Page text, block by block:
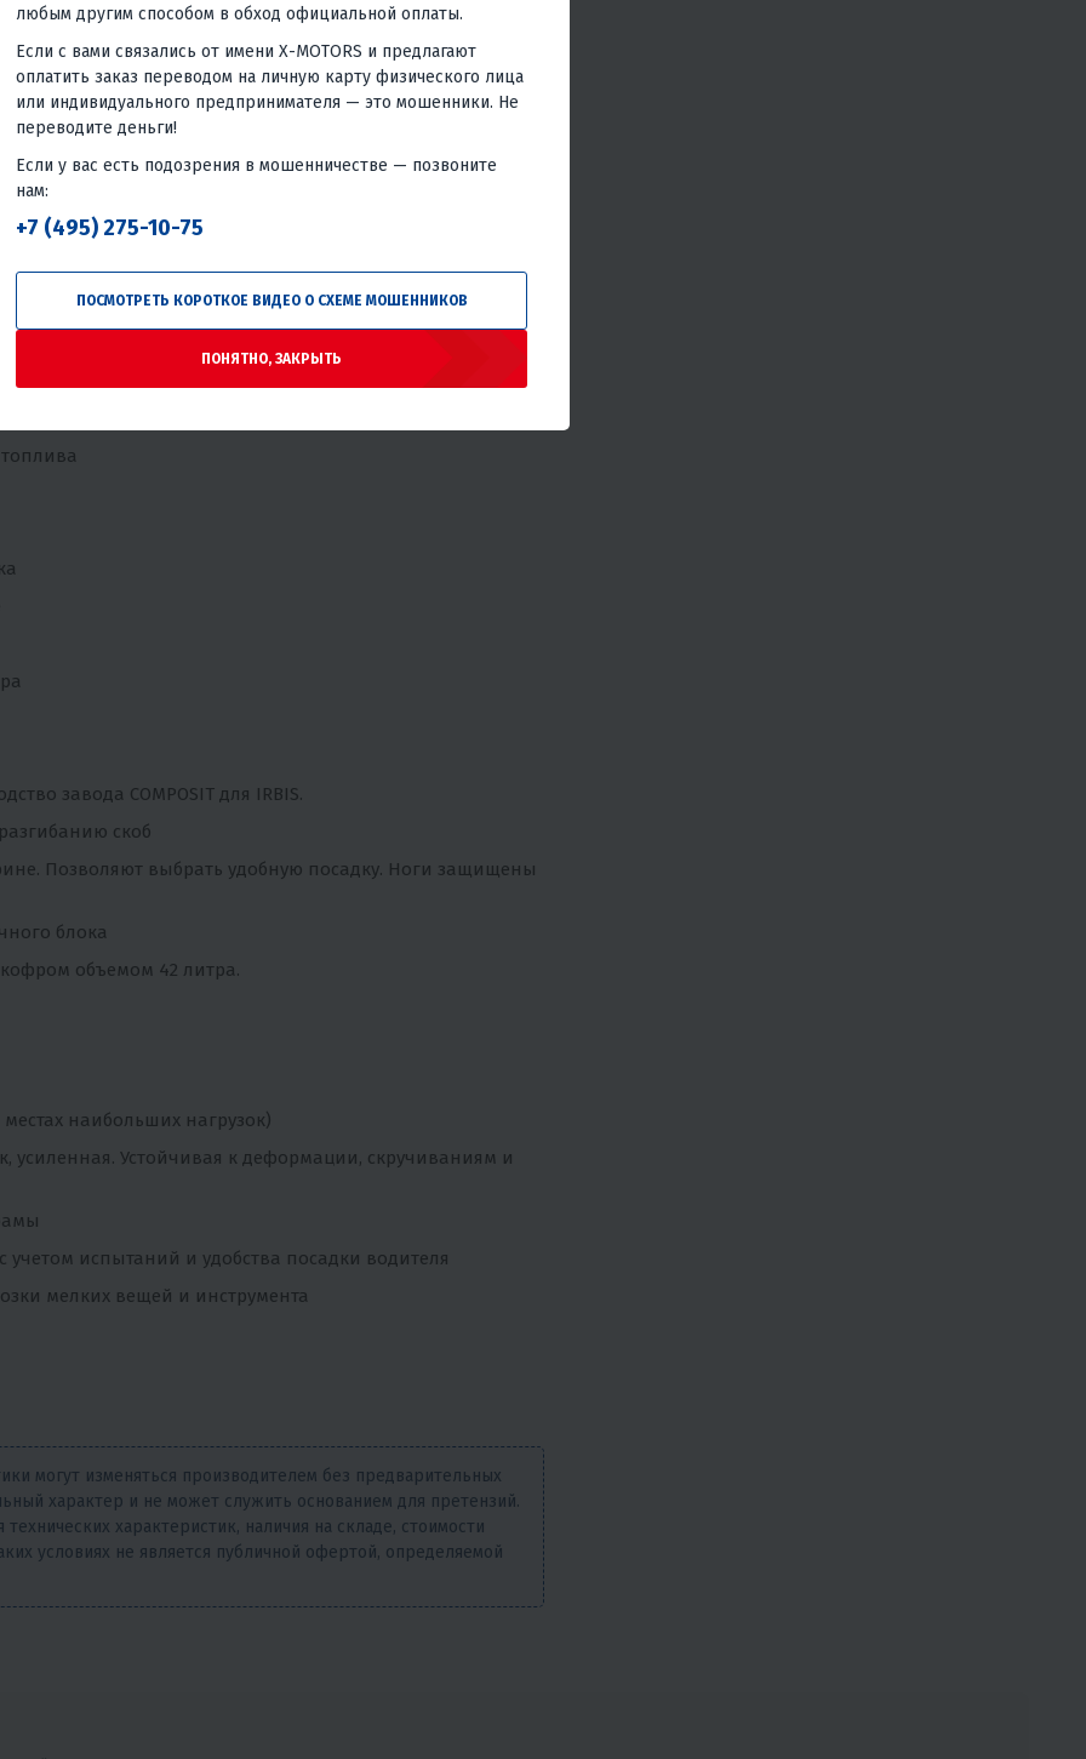
колеи лыж в пределах 4-5 мм. Это дает отличную
прохождения неровностей.
газа
завода COMPOSIT для IRBIS.
скоб
Позволяют выбрать удобную посадку. Ноги защищены
блока
объемом 42 литра.
наибольших нагрузок)
усиленная. Устойчивая к деформации, скручиваниям и
испытаний и удобства посадки водителя
мелких вещей и инструмента
могут изменяться производителем без предварительных
характер и не может служить основанием для претензий.
характеристик, наличия на складе, стоимости
условиях не является публичной офертой, определяемой
любым другим способом в обход официальной оплаты.
Если с вами связались от имени X-MOTORS и предлагают
оплатить заказ переводом на личную карту физического лица
или индивидуального предпринимателя — это мошенники. Не
переводите деньги!
Если у вас есть подозрения в мошенничестве — позвоните
нам:
+7 (495) 275-10-75
ПОСМОТРЕТЬ КОРОТКОЕ ВИДЕО О СХЕМЕ МОШЕННИКОВ
ПОНЯТНО, ЗАКРЫТЬ